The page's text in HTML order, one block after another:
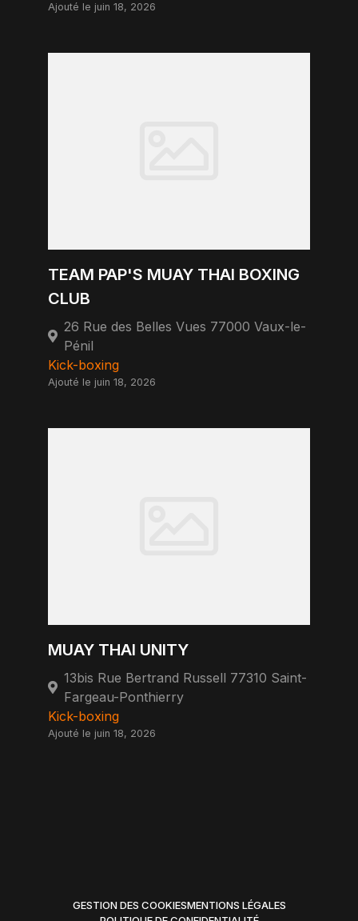
Ajouté le juin 18, 2026
TEAM PAP'S MUAY THAI BOXING
CLUB
26 Rue des Belles Vues 77000 Vaux-le-
Pénil
Kick-boxing
Ajouté le juin 18, 2026
MUAY THAI UNITY
13bis Rue Bertrand Russell 77310 Saint-
Fargeau-Ponthierry
Kick-boxing
Ajouté le juin 18, 2026
GESTION DES COOKIESMENTIONS LÉGALES